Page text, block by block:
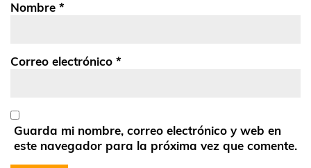
Nombre *
Correo electrónico *
Guarda mi nombre, correo electrónico y web en
este navegador para la próxima vez que comente.